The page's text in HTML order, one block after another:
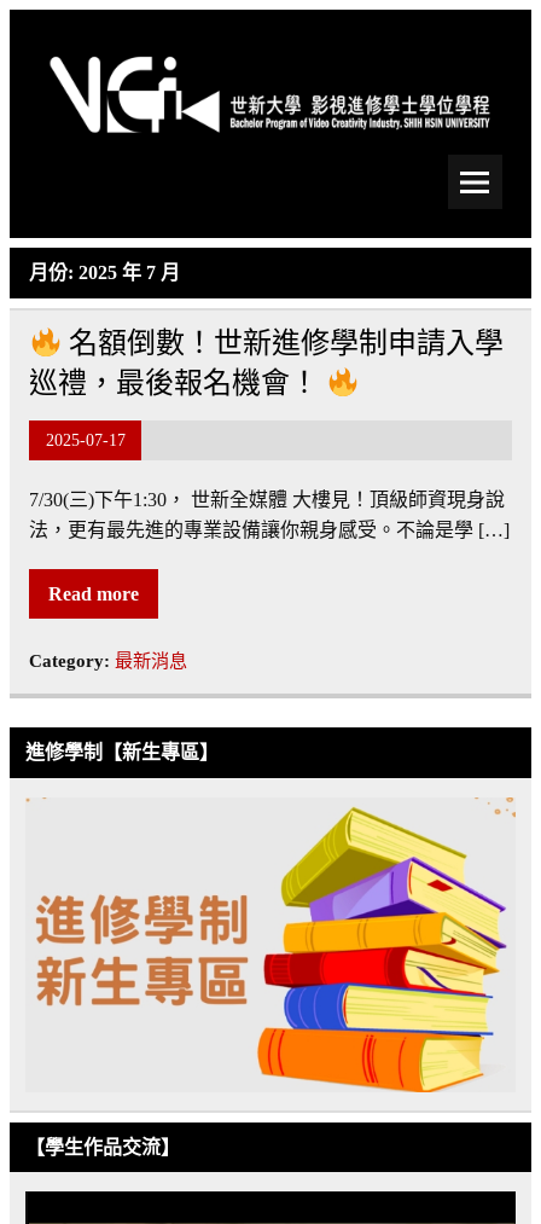
Skip
世新大學影視進修學士學
月份: 2025 年 7 月
名額倒數！世新進修學制申請入學
巡禮，最後報名機會！
2025-07-17
7/30(三)下午1:30， 世新全媒體 大樓見！頂級師資現身說
法，更有最先進的專業設備讓你親身感受。不論是學 […]
Read more
Category: 最新消息
進修學制【新生專區】
【學生作品交流】